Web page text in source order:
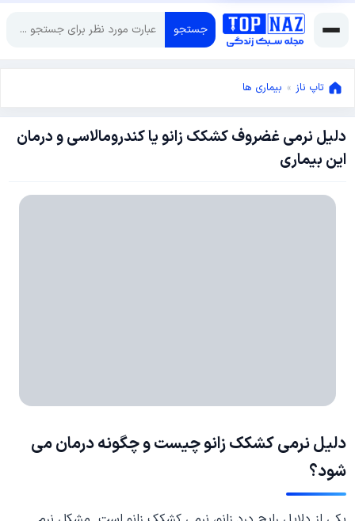
جستجو
تاپ ناز » بیماری ها
دلیل نرمی غضروف کشکک زانو یا کندرومالاسی و درمان
این بیماری
سپتامبر
3,
دلیل نرمی کشکک زانو چیست و چگونه درمان می
شود؟